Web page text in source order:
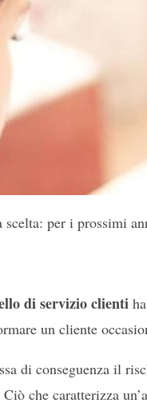
per i prossimi
di servizio clienti
un cliente
di conseguenza il
che caratterizza